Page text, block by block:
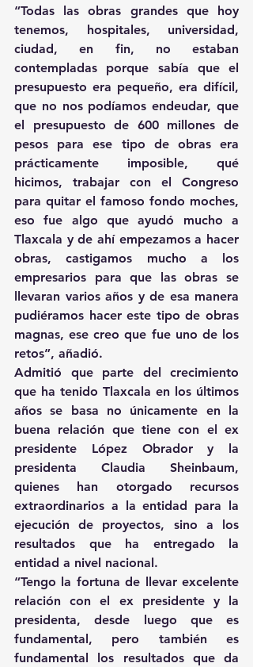
“Todas las obras grandes que hoy
tenemos, hospitales, universidad,
ciudad, en fin, no estaban
contempladas porque sabía que el
presupuesto era pequeño, era difícil,
que no nos podíamos endeudar, que
el presupuesto de 600 millones de
pesos para ese tipo de obras era
prácticamente imposible, qué
hicimos, trabajar con el Congreso
para quitar el famoso fondo moches,
eso fue algo que ayudó mucho a
Tlaxcala y de ahí empezamos a hacer
obras, castigamos mucho a los
empresarios para que las obras se
llevaran varios años y de esa manera
pudiéramos hacer este tipo de obras
magnas, ese creo que fue uno de los
retos”, añadió.
Admitió que parte del crecimiento
que ha tenido Tlaxcala en los últimos
años se basa no únicamente en la
buena relación que tiene con el ex
presidente López Obrador y la
presidenta Claudia Sheinbaum,
quienes han otorgado recursos
extraordinarios a la entidad para la
ejecución de proyectos, sino a los
resultados que ha entregado la
entidad a nivel nacional.
“Tengo la fortuna de llevar excelente
relación con el ex presidente y la
presidenta, desde luego que es
fundamental, pero también es
fundamental los resultados que da